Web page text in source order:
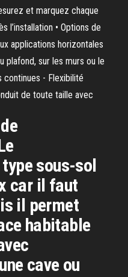
et marquez chaque
l’installation • Options de
applications horizontales
plafond, sur les murs ou le
continues - Flexibilité
de toute taille avec
sous-sol
car il faut
il permet
habitable
cave ou